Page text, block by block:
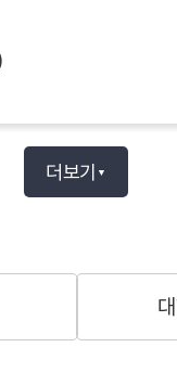
더보기 ▼